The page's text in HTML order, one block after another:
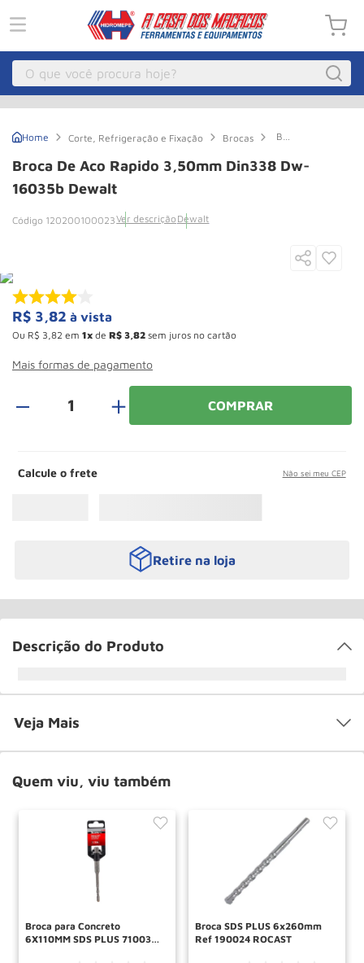
O que você procura hoje?
Corte, Refrigeração e Fixação Brocas
Broca
Aco
Rapido
Broca De Aco Rapido 3,50mm Din338 Dw-
16035b Dewalt
120200100023Ver descrição Dewalt
R$ 3,82 à vista
Ou R$ 3 82 em 1 de R$ 3 82 sem juros no cartão
Mais formas de pagamento
＋ COMPRAR
Calcule o frete Não sei meu CEP
Retire na loja
Descrição do Produto
Veja Mais
Quem viu, viu também
Broca para Concreto
6X110MM SDS PLUS 7100355
Broca SDS PLUS 6x260mm
Ref 190024 ROCAST
Guincho Eletrico
º Macaco Hidraulico
º Macaco
8 Talha
Paleteira